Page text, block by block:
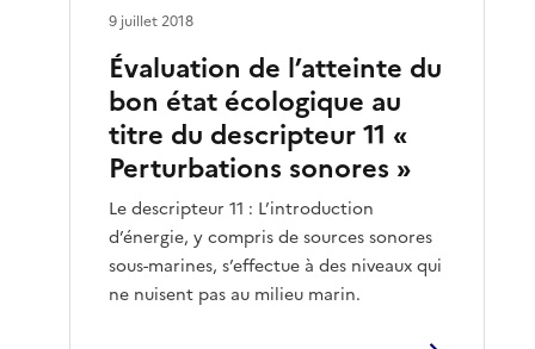
Évaluation de l’atteinte du
bon état écologique au
titre du descripteur 11 «
Perturbations sonores »
Le descripteur 11 : L’introduction
d’énergie, y compris de sources sonores
sous-marines, s’effectue à des niveaux qui
ne nuisent pas au milieu marin.
9 juillet 2018